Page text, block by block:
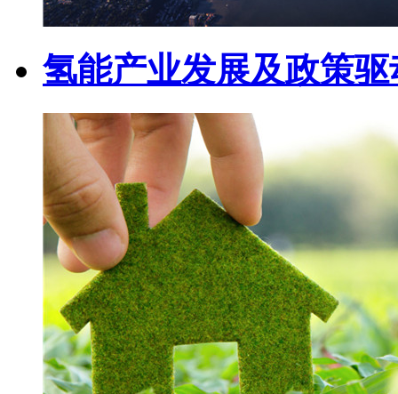
氢能产业发展及政策